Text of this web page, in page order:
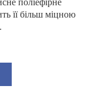
її більш міцною